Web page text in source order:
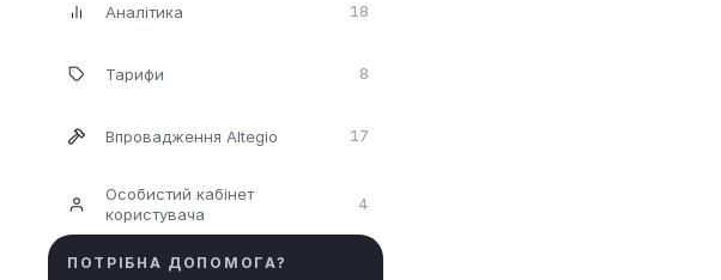
Аналітика 18
Тарифи 8
Впровадження Altegio 17
Особистий кабінет
користувача
4
ПОТРІБНА ДОПОМОГА?